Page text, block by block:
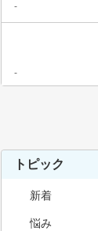
-
-
トピック
新着
悩み